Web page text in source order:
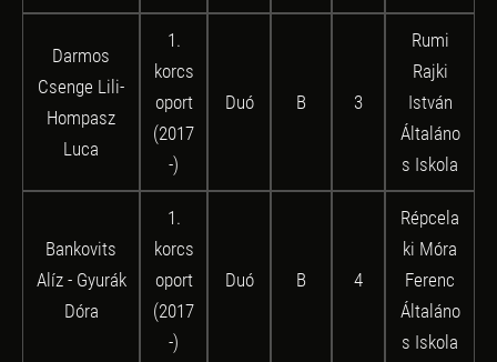
Darmos
Csenge Lili-
Hompasz
Luca
1.
korcs
oport
(2017
-)
Duó B 3
Rumi
Rajki
István
Általáno
s Iskola
Bankovits
Alíz - Gyurák
Dóra
1.
korcs
oport
(2017
-)
Duó B 4
Répcela
ki Móra
Ferenc
Általáno
s Iskola